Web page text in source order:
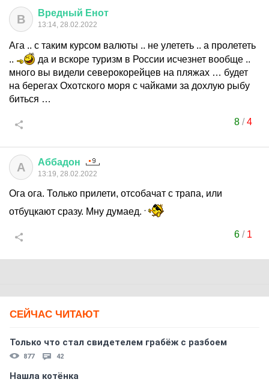
В Вредный Енот
13:14, 28.02.2022
Ага .. с таким курсом валюты .. не улететь .. а пролететь
..
да и вскоре туризм в России исчезнет вообще ..
много вы видели северокорейцев на пляжах … будет
на берегах Охотского моря с чайками за дохлую рыбу
биться …
8/4
А Аббадон
13:19, 28.02.2022
Ога ога. Только прилети, отсобачат с трапа, или
отбуцкают сразу. Мну думаед.
6/ 1
СЕЙЧАС ЧИТАЮТ
Только что стал свидетелем грабёж с разбоем
877 42
Нашла котёнка